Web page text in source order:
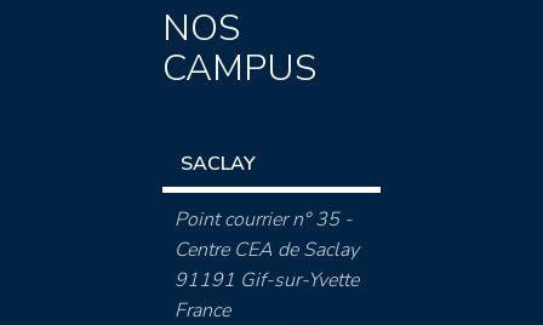
NOS
CAMPUS
SACLAY
Point courrier n° 35 -
Centre CEA de Saclay
91191 Gif-sur-Yvette
France